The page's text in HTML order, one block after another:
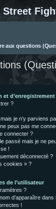
Street
aux questions
et d’enregistrement
?
je n’y parviens
peux pas me
connecter ?
passé mais je ne
!
déconnecté ?
cookies » ?
de l’utilisateur
?
d’apparaître
!